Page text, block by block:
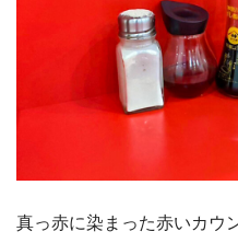
真っ赤に染まった赤いカウ